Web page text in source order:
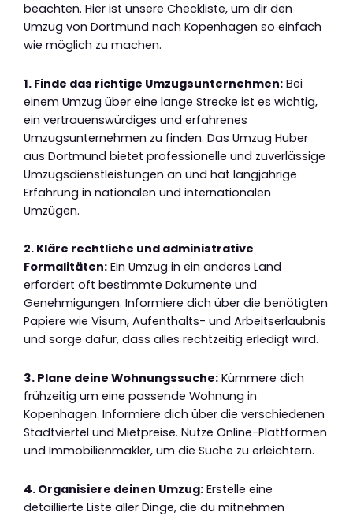
beachten. Hier ist unsere Checkliste, um dir den
Umzug von Dortmund nach Kopenhagen so einfach
wie möglich zu machen.
1. Finde das richtige Umzugsunternehmen: Bei
einem Umzug über eine lange Strecke ist es wichtig,
ein vertrauenswürdiges und erfahrenes
Umzugsunternehmen zu finden. Das Umzug Huber
aus Dortmund bietet professionelle und zuverlässige
Umzugsdienstleistungen an und hat langjährige
Erfahrung in nationalen und internationalen
Umzügen.
2. Kläre rechtliche und administrative
Formalitäten: Ein Umzug in ein anderes Land
erfordert oft bestimmte Dokumente und
Genehmigungen. Informiere dich über die benötigten
Papiere wie Visum, Aufenthalts- und Arbeitserlaubnis
und sorge dafür, dass alles rechtzeitig erledigt wird.
3. Plane deine Wohnungssuche: Kümmere dich
frühzeitig um eine passende Wohnung in
Kopenhagen. Informiere dich über die verschiedenen
Stadtviertel und Mietpreise. Nutze Online-Plattformen
und Immobilienmakler, um die Suche zu erleichtern.
4. Organisiere deinen Umzug: Erstelle eine
detaillierte Liste aller Dinge, die du mitnehmen